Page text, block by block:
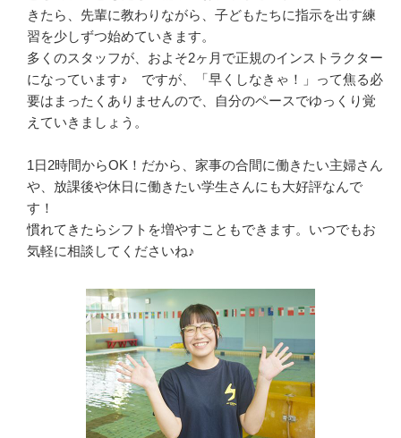
きたら、先輩に教わりながら、子どもたちに指示を出す練
習を少しずつ始めていきます。
多くのスタッフが、およそ2ヶ月で正規のインストラクター
になっています♪　ですが、「早くしなきゃ！」って焦る必
要はまったくありませんので、自分のペースでゆっくり覚
えていきましょう。
1日2時間からOK！だから、家事の合間に働きたい主婦さん
や、放課後や休日に働きたい学生さんにも大好評なんで
す！
慣れてきたらシフトを増やすこともできます。いつでもお
気軽に相談してくださいね♪